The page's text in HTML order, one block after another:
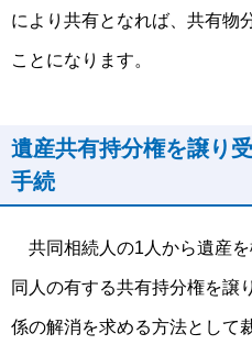
により共有となれば、共有物
ことになります。
遺産共有持分権を譲り
手続
共同相続人の1人から遺産
同人の有する共有持分権を譲
係の解消を求める方法として